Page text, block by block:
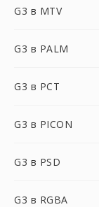
G3 в MTV
G3 в PALM
G3 в PCT
G3 в PICON
G3 в PSD
G3 в RGBA